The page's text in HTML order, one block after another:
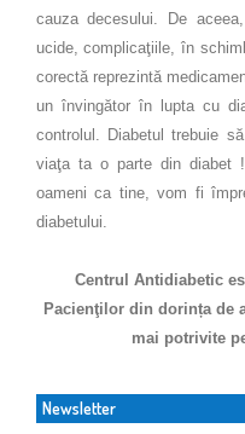
cauza decesului. De
ucide, complicaţiile, în
corectă reprezintă
un învingător în lupta cu
controlul. Diabetul trebuie
viaţa ta o parte din diabet
oameni ca tine, vom fi
diabetului.
Centrul Antidiabetic
Pacienţilor din dorința de
mai potrivite
Newsletter